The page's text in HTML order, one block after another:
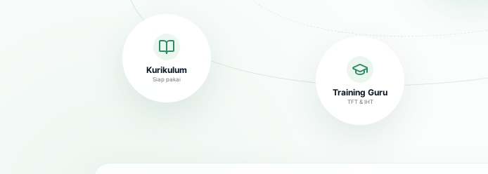
Training Guru
TFT & IHT
Kurikulum
Siap pakai